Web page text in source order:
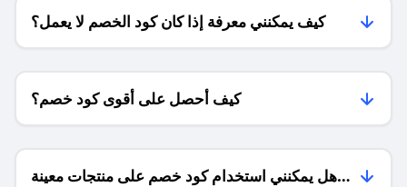
كيف يمكنني معرفة إذا كان كود الخصم لا يعمل؟
كيف أحصل على أقوى كود خصم؟
هل يمكنني استخدام كود خصم على منتجات معينة